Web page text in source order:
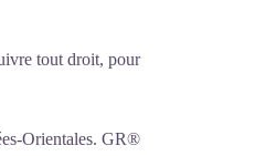
tout droit, pour
Orientales. GR®